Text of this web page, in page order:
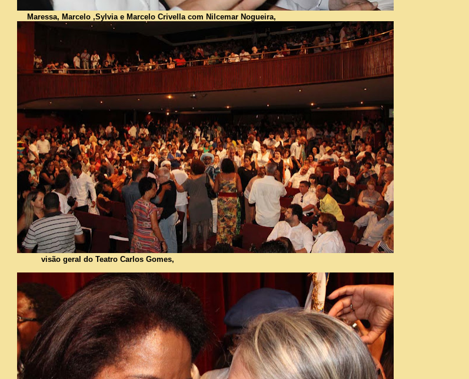
Maressa, Marcelo ,Sylvia e Marcelo Crivella com Nilcemar Nogueira,
visão geral do Teatro Carlos Gomes,